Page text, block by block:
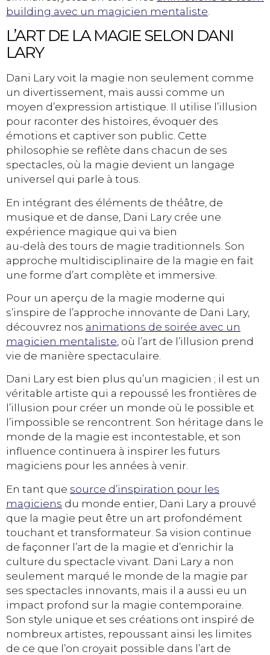
building avec un magicien mentaliste
L’ART DE LA MAGIE SELON DANI
LARY
Dani Lary voit la magie non seulement comme
un divertissement, mais aussi comme un
moyen d’expression artistique. Il utilise l’illusion
pour raconter des histoires, évoquer des
émotions et captiver son public. Cette
philosophie se reflète dans chacun de ses
spectacles, où la magie devient un langage
universel qui parle à tous.
En intégrant des éléments de théâtre, de
musique et de danse, Dani Lary crée une
expérience magique qui va bien
au-delà des tours de magie traditionnels. Son
approche multidisciplinaire de la magie en fait
une forme d’art complète et immersive.
Pour un aperçu de la magie moderne qui
s’inspire de l’approche innovante de Dani Lary,
découvrez nos animations de soirée avec un
magicien mentaliste , où l’art de l’illusion prend
vie de manière spectaculaire.
Dani Lary est bien plus qu’un magicien ; il est un
véritable artiste qui a repoussé les frontières de
l’illusion pour créer un monde où le possible et
l’impossible se rencontrent. Son héritage dans le
monde de la magie est incontestable, et son
influence continuera à inspirer les futurs
magiciens pour les années à venir.
En tant que source d’inspiration pour les
magiciens du monde entier, Dani Lary a prouvé
que la magie peut être un art profondément
touchant et transformateur. Sa vision continue
de façonner l’art de la magie et d’enrichir la
culture du spectacle vivant. Dani Lary a non
seulement marqué le monde de la magie par
ses spectacles innovants, mais il a aussi eu un
impact profond sur la magie contemporaine.
Son style unique et ses créations ont inspiré de
nombreux artistes, repoussant ainsi les limites
de ce que l’on croyait possible dans l’art de